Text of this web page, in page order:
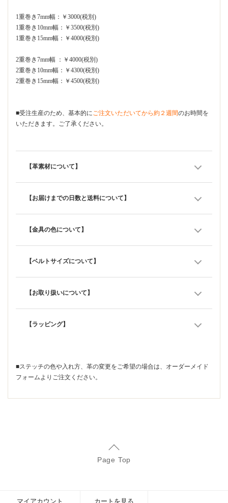
1重巻き7mm幅：￥3000(税別)
1重巻き10mm幅：￥3500(税別)
1重巻き15mm幅：￥4000(税別)
2重巻き7mm幅 ：￥4000(税別)
2重巻き10mm幅：￥4300(税別)
2重巻き15mm幅：￥4500(税別)
■受注生産のため、基本的にご注文いただいてから約２週間のお時間を
いただきます。ご了承ください。
【革素材について】
【お届けまでの日数と送料について】
【金具の色について】
【ベルトサイズについて】
【お取り扱いについて】
【ラッピング】
■ステッチの色や入れ方、革の変更をご希望の場合は、 オーダーメイド
フォームよりご注文ください。
Page Top
マイアカウント カートを見る